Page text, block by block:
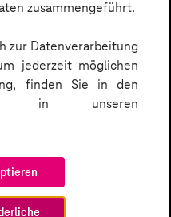
zusammengeführt.
zur Datenverarbeitung
jederzeit möglichen
finden Sie in den
in unseren